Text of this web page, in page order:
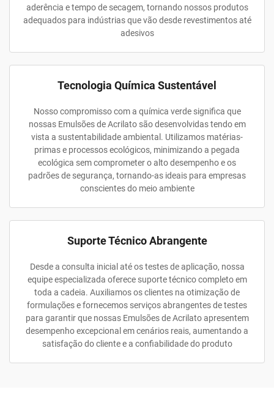
aderência e tempo de secagem, tornando nossos produtos
adequados para indústrias que vão desde revestimentos até
adesivos
Tecnologia Química Sustentável
Nosso compromisso com a química verde significa que
nossas Emulsões de Acrilato são desenvolvidas tendo em
vista a sustentabilidade ambiental. Utilizamos matérias-
primas e processos ecológicos, minimizando a pegada
ecológica sem comprometer o alto desempenho e os
padrões de segurança, tornando-as ideais para empresas
conscientes do meio ambiente
Suporte Técnico Abrangente
Desde a consulta inicial até os testes de aplicação, nossa
equipe especializada oferece suporte técnico completo em
toda a cadeia. Auxiliamos os clientes na otimização de
formulações e fornecemos serviços abrangentes de testes
para garantir que nossas Emulsões de Acrilato apresentem
desempenho excepcional em cenários reais, aumentando a
satisfação do cliente e a confiabilidade do produto